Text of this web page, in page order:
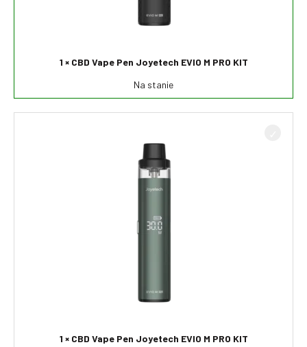
1 × CBD Vape Pen Joyetech EVIO M PRO KIT
Na stanie
1 × CBD Vape Pen Joyetech EVIO M PRO KIT